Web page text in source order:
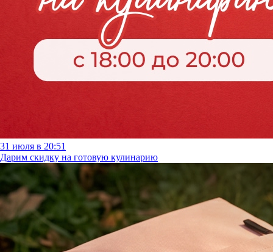
31 июля в 20:51
Дарим скидку на готовую кулинарию